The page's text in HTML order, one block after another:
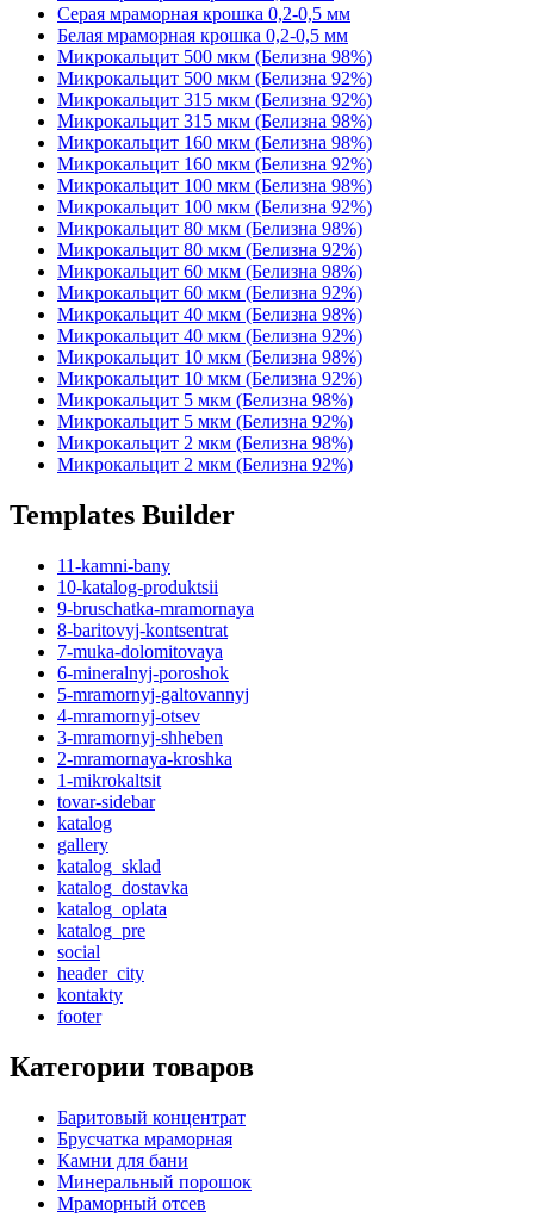
Серая мраморная крошка 0,2-0,5 мм
Белая мраморная крошка 0,2-0,5 мм
Микрокальцит 500 мкм (Белизна 98%)
Микрокальцит 500 мкм (Белизна 92%)
Микрокальцит 315 мкм (Белизна 92%)
Микрокальцит 315 мкм (Белизна 98%)
Микрокальцит 160 мкм (Белизна 98%)
Микрокальцит 160 мкм (Белизна 92%)
Микрокальцит 100 мкм (Белизна 98%)
Микрокальцит 100 мкм (Белизна 92%)
Микрокальцит 80 мкм (Белизна 98%)
Микрокальцит 80 мкм (Белизна 92%)
Микрокальцит 60 мкм (Белизна 98%)
Микрокальцит 60 мкм (Белизна 92%)
Микрокальцит 40 мкм (Белизна 98%)
Микрокальцит 40 мкм (Белизна 92%)
Микрокальцит 10 мкм (Белизна 98%)
Микрокальцит 10 мкм (Белизна 92%)
Микрокальцит 5 мкм (Белизна 98%)
Микрокальцит 5 мкм (Белизна 92%)
Микрокальцит 2 мкм (Белизна 98%)
Микрокальцит 2 мкм (Белизна 92%)
Templates Builder
11-kamni-bany
10-katalog-produktsii
9-bruschatka-mramornaya
8-baritovyj-kontsentrat
7-muka-dolomitovaya
6-mineralnyj-poroshok
5-mramornyj-galtovannyj
4-mramornyj-otsev
3-mramornyj-shheben
2-mramornaya-kroshka
1-mikrokaltsit
tovar-sidebar
katalog
gallery
katalog_sklad
katalog_dostavka
katalog_oplata
katalog_pre
social
header_city
kontakty
footer
Категории товаров
Баритовый концентрат
Брусчатка мраморная
Камни для бани
Минеральный порошок
Мраморный отсев